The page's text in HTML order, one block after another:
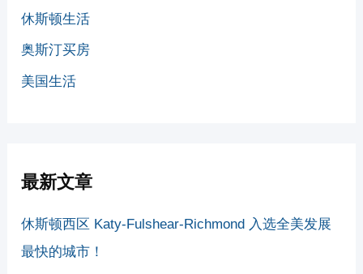
休斯顿生活
奥斯汀买房
美国生活
最新文章
休斯顿西区 Katy-Fulshear-Richmond 入选全美发展
最快的城市！